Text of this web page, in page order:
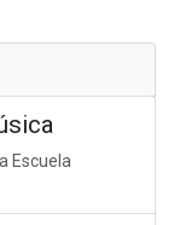
Escuela